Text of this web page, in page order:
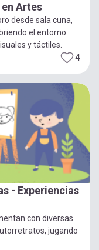
Artes
desde sala cuna,
el entorno
y táctiles.
4
- Experiencias
con diversas
jugando